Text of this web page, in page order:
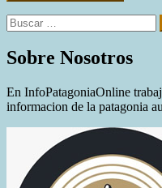
Buscar:
Sobre Nosotros
En InfoPatagoniaOnline
informacion de la patagonia